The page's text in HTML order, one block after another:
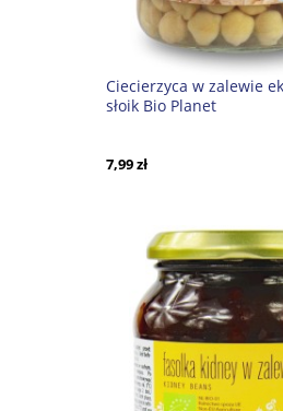
Ciecierzyca w zalewie
słoik Bio Planet
7,99 zł